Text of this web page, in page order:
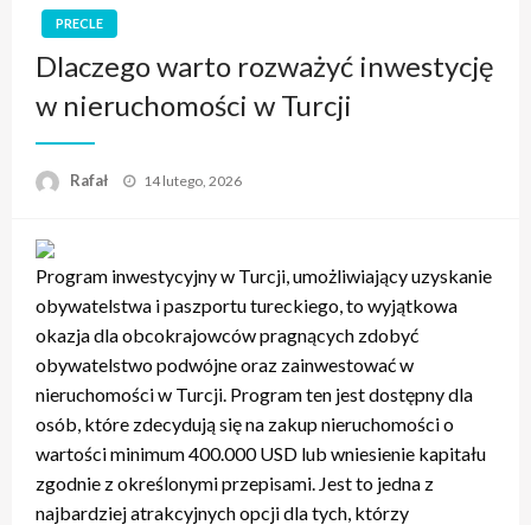
PRECLE
Dlaczego warto rozważyć inwestycję
w nieruchomości w Turcji
Rafał
Opublikowane
14 lutego, 2026
Program inwestycyjny w Turcji, umożliwiający uzyskanie
obywatelstwa i paszportu tureckiego, to wyjątkowa
okazja dla obcokrajowców pragnących zdobyć
obywatelstwo podwójne oraz zainwestować w
nieruchomości w Turcji. Program ten jest dostępny dla
osób, które zdecydują się na zakup nieruchomości o
wartości minimum 400.000 USD lub wniesienie kapitału
zgodnie z określonymi przepisami. Jest to jedna z
najbardziej atrakcyjnych opcji dla tych, którzy